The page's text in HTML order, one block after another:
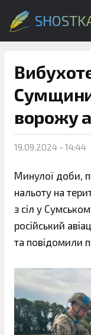
ворожу
19.09.2024 - 14:44
Минулої доби,
нальоту на
з сіл у
російський
та повідомили